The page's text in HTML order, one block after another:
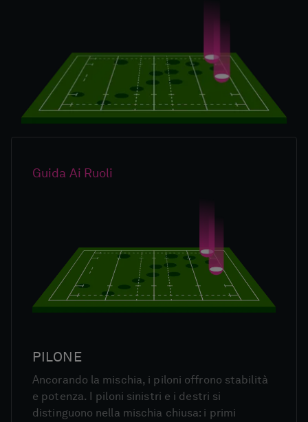
Guida Ai Ruoli
PILONE
Ancorando la mischia, i piloni offrono stabilità
e potenza. I piloni sinistri e i destri si
distinguono nella mischia chiusa: i primi